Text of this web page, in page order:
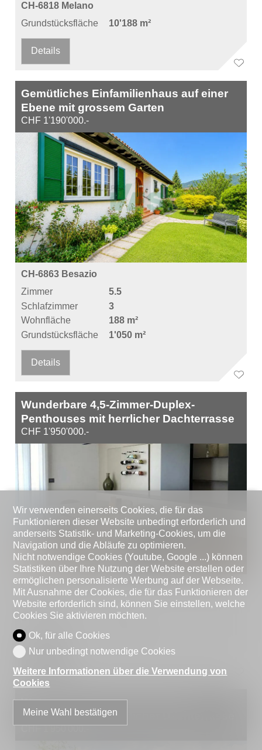
CH-6818 Melano
Grundstücksfläche
10'188 m²
Details
Gemütliches Einfamilienhaus auf einer
Ebene mit grossem Garten
CHF 1'190'000.-
CH-6863 Besazio
Zimmer
5.5
Schlafzimmer
3
Wohnfläche
188 m²
Grundstücksfläche
1'050 m²
Details
Wunderbare 4,5-Zimmer-Duplex-
Penthouses mit herrlicher Dachterrasse
CHF 1'950'000.-
CH-6900 Lugano
Zimmer
4.5
Schlafzimmer
3
Wohnfläche
~ 150 m²
Wunderbare 4,5-Zimmer-Duplex-
Penthouses mit herrlicher Dachterrasse
CHF 1'950'000.-
Wir verwenden einerseits Cookies, die für das
Funktionieren dieser Website unbedingt erforderlich und
anderseits Statistik- und Marketing-Cookies, um die
Navigation und die Abläufe zu optimieren.
Nicht notwendige Cookies (Youtube, Google ...) können
Statistiken über Ihre Nutzung der Website erstellen oder
ermöglichen personalisierte Werbung auf der Webseite.
Mit Ausnahme der Cookies, die für das Funktionieren der
Website erforderlich sind, können Sie einstellen, welche
Cookies Sie aktivieren möchten.
Ok, für alle Cookies
Nur unbedingt notwendige Cookies
Weitere Informationen über die Verwendung von
Cookies
Meine Wahl bestätigen